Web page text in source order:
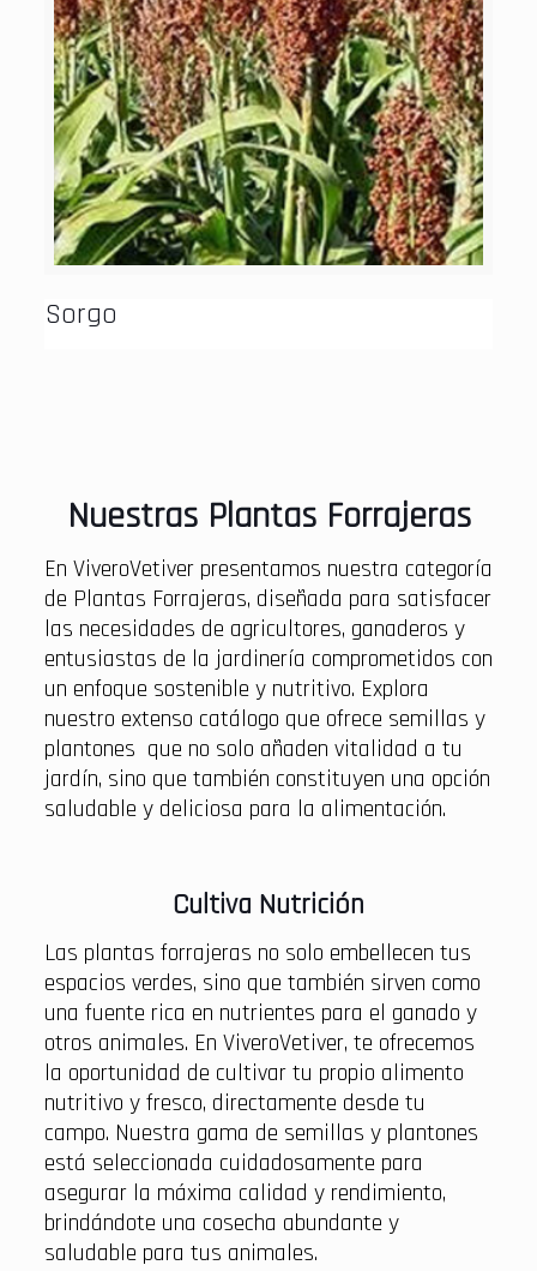
Sorgo
Nuestras Plantas Forrajeras
En ViveroVetiver presentamos nuestra categoría
de Plantas Forrajeras, diseñada para satisfacer
las necesidades de agricultores, ganaderos y
entusiastas de la jardinería comprometidos con
un enfoque sostenible y nutritivo. Explora
nuestro extenso catálogo que ofrece semillas y
plantones que no solo añaden vitalidad a tu
jardín, sino que también constituyen una opción
saludable y deliciosa para la alimentación.
Cultiva Nutrición
Las plantas forrajeras no solo embellecen tus
espacios verdes, sino que también sirven como
una fuente rica en nutrientes para el ganado y
otros animales. En ViveroVetiver, te ofrecemos
la oportunidad de cultivar tu propio alimento
nutritivo y fresco, directamente desde tu
campo. Nuestra gama de semillas y plantones
está seleccionada cuidadosamente para
asegurar la máxima calidad y rendimiento,
brindándote una cosecha abundante y
saludable para tus animales.